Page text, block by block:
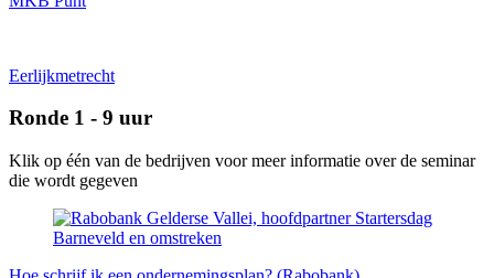
Eerlijkmetrecht
Ronde 1 - 9 uur
Klik op één van de bedrijven voor meer informatie over de seminar
die wordt gegeven